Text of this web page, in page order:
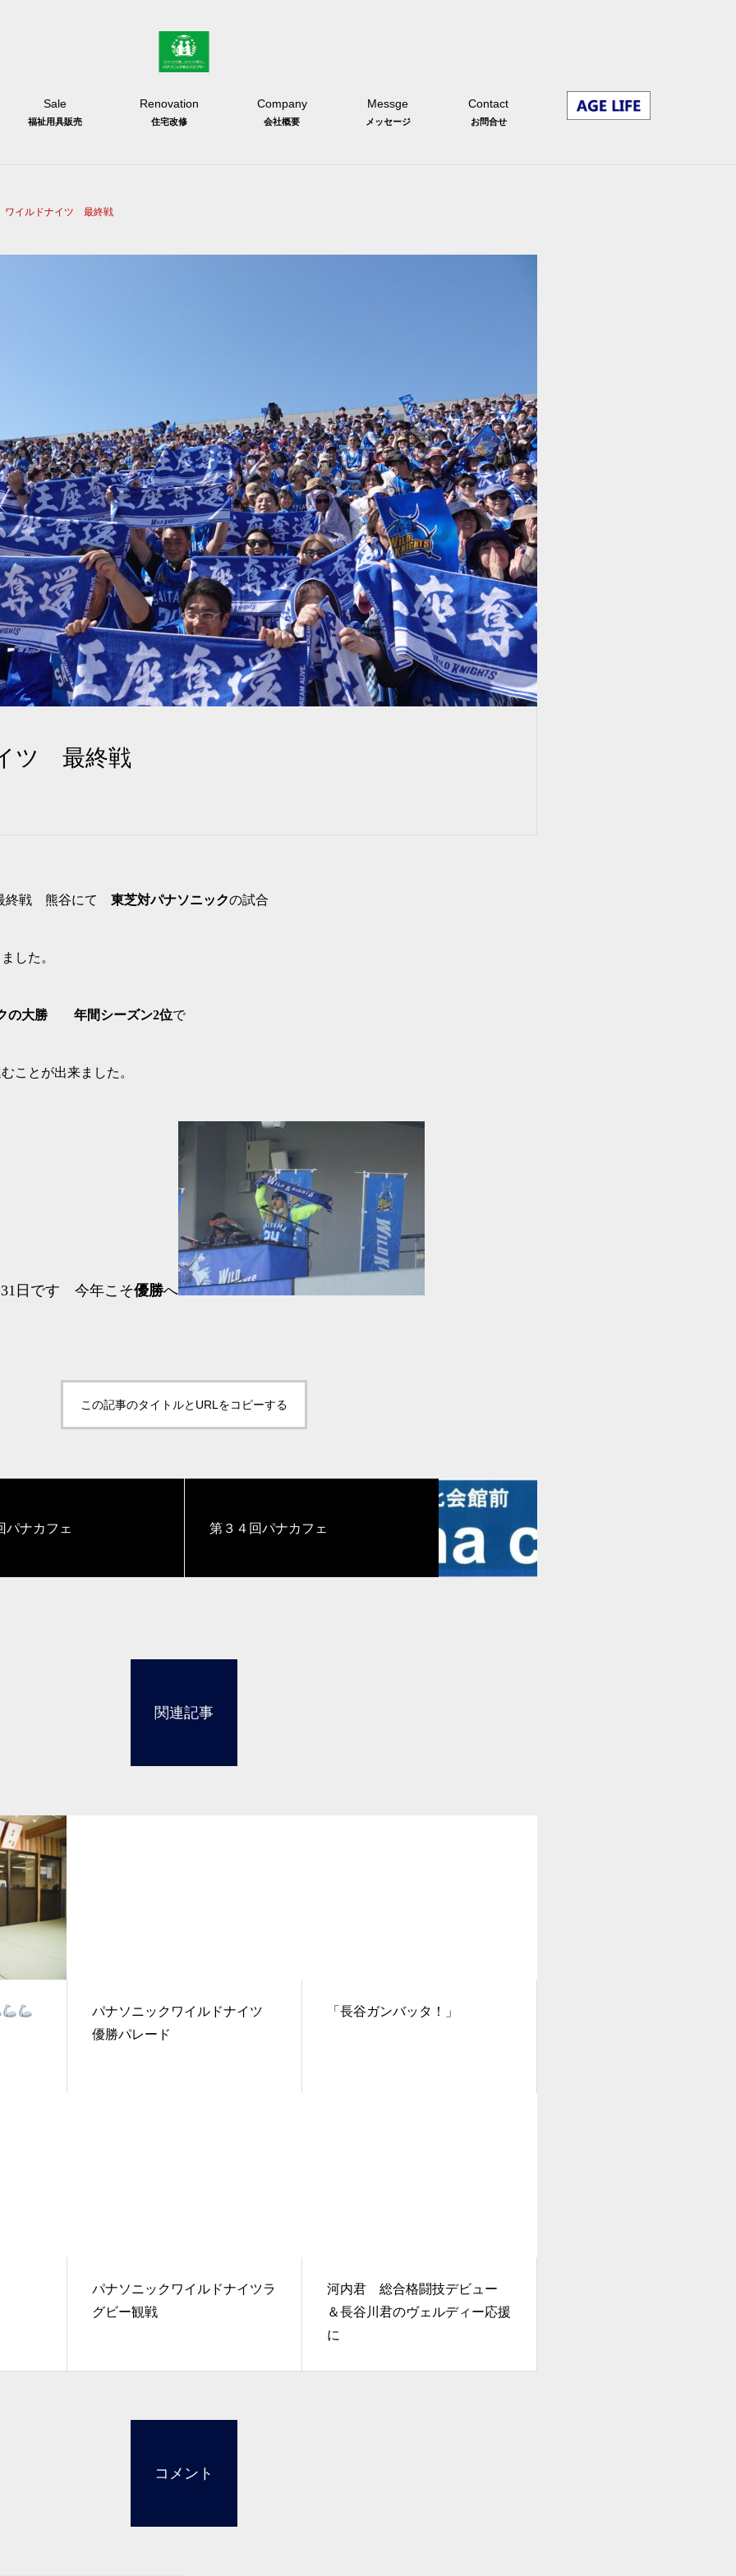
Sale
福祉用具販売
Renovation
住宅改修
Company
会社概要
Messge
メッセージ
Contact
お問合せ
ワイルドナイツ 最終戦
ツ 最終戦
終戦 熊谷にて 東芝対パナソニックの試合
した。
の大勝 年間シーズン2位で
ことが出来ました。
日です 今年こそ優勝へ
この記事のタイトルとURLをコピーする
パナカフェ 第３４回パナカフェ
関連記事
パナソニックワイルドナイツ
優勝パレード
「長谷ガンバッタ！」
パナソニックワイルドナイツラ
グビー観戦
河内君 総合格闘技デビュー
＆長谷川君のヴェルディー応援
に
コメント